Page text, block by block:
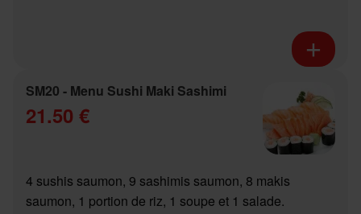
SM20 - Menu Sushi Maki Sashimi
21.50 €
4 sushis saumon, 9 sashimis saumon, 8 makis
saumon, 1 portion de riz, 1 soupe et 1 salade.